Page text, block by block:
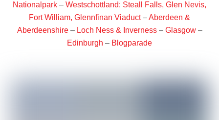
Nationalpark – Westschottland: Steall Falls, Glen Nevis,
Fort William, Glennfinan Viaduct–Aberdeen &
Aberdeenshire– Loch Ness & Inverness– Glasgow–
Edinburgh – Blogparade